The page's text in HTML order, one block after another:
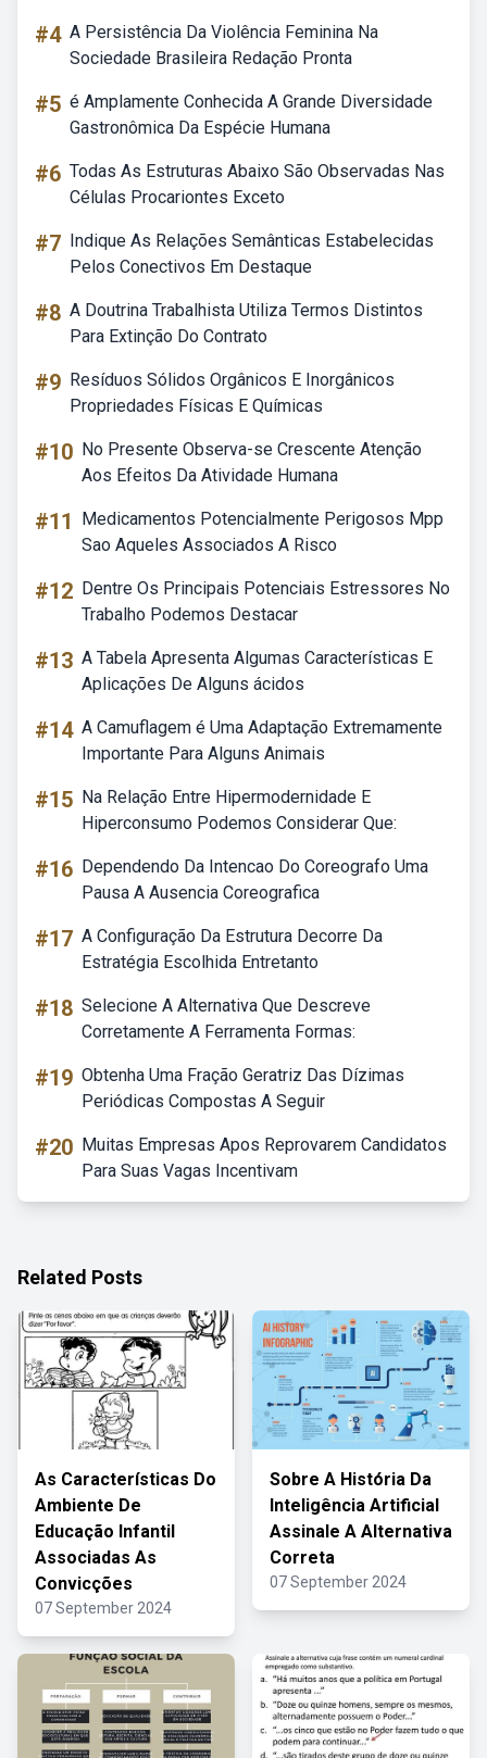
#4 A Persistência Da Violência Feminina Na
Sociedade Brasileira Redação Pronta
#5 é Amplamente Conhecida A Grande Diversidade
Gastronômica Da Espécie Humana
#6 Todas As Estruturas Abaixo São Observadas Nas
Células Procariontes Exceto
#7 Indique As Relações Semânticas Estabelecidas
Pelos Conectivos Em Destaque
#8 A Doutrina Trabalhista Utiliza Termos Distintos
Para Extinção Do Contrato
#9 Resíduos Sólidos Orgânicos E Inorgânicos
Propriedades Físicas E Químicas
#10 No Presente Observa-se Crescente Atenção
Aos Efeitos Da Atividade Humana
#11
Medicamentos Potencialmente Perigosos Mpp
Sao Aqueles Associados A Risco
#12 Dentre Os Principais Potenciais Estressores No
Trabalho Podemos Destacar
#13 A Tabela Apresenta Algumas Características E
Aplicações De Alguns ácidos
#14 A Camuflagem é Uma Adaptação Extremamente
Importante Para Alguns Animais
#15 Na Relação Entre Hipermodernidade E
Hiperconsumo Podemos Considerar Que:
#16 Dependendo Da Intencao Do Coreografo Uma
Pausa A Ausencia Coreografica
#17 A Configuração Da Estrutura Decorre Da
Estratégia Escolhida Entretanto
#18 Selecione A Alternativa Que Descreve
Corretamente A Ferramenta Formas:
#19 Obtenha Uma Fração Geratriz Das Dízimas
Periódicas Compostas A Seguir
#20 Muitas Empresas Apos Reprovarem Candidatos
Para Suas Vagas Incentivam
Related Posts
As Características Do
Ambiente De
Educação Infantil
Associadas As
Convicções
07 September 2024
Sobre A História Da
Inteligência Artificial
Assinale A Alternativa
Correta
07 September 2024